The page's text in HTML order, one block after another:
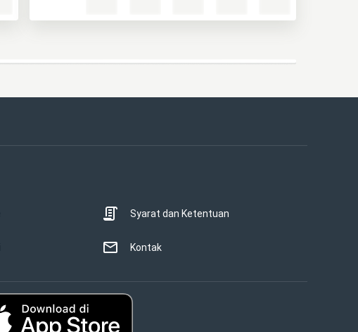
Syarat dan Ketentuan
Kontak